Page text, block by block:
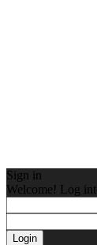
Sign in
Welcome! Log